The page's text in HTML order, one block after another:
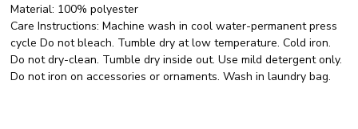
Material: 100% polyester
Care Instructions:Machine wash in cool water-permanent press
cycle Do not bleach. Tumble dry at low temperature. Cold iron.
Do not dry-clean. Tumble dry inside out. Use mild detergent only.
Do not iron on accessories or ornaments. Wash in laundry bag.